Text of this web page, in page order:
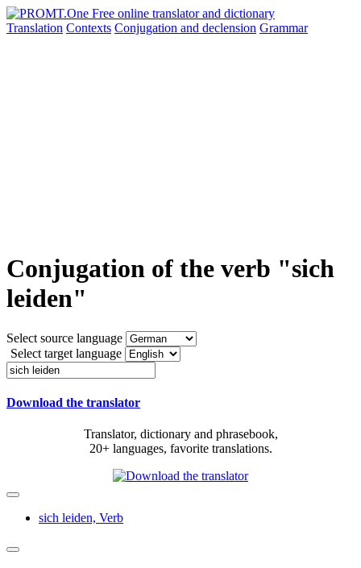
Translation Contexts Conjugation and declension Grammar
Conjugation of the verb "sich
leiden"
Select source language
Select target language
Download the translator
Translator, dictionary and phrasebook,
20+ languages, favorite translations.
sich leiden, Verb